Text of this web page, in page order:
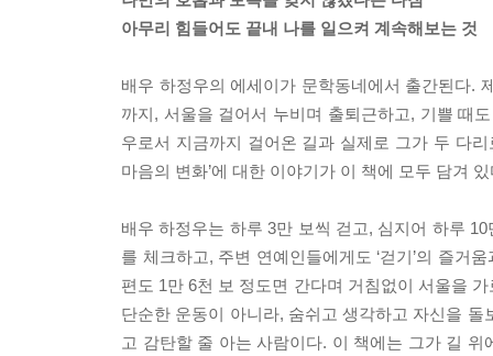
아무리 힘들어도 끝내 나를 일으켜 계속해보는 것
배우 하정우의 에세이가 문학동네에서 출간된다.
까지, 서울을 걸어서 누비며 출퇴근하고, 기쁠 때
우로서 지금까지 걸어온 길과 실제로 그가 두 다
마음의 변화’에 대한 이야기가 이 책에 모두 담겨
배우 하정우는 하루 3만 보씩 걷고, 심지어 하루
를 체크하고, 주변 연예인들에게도 ‘걷기’의 즐거
편도 1만 6천 보 정도면 간다며 거침없이 서울을
단순한 운동이 아니라, 숨쉬고 생각하고 자신을
고 감탄할 줄 아는 사람이다. 이 책에는 그가 길